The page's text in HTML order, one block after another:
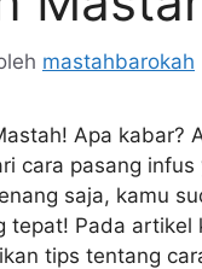
mastahbarokah
Apa kabar?
cara pasang infus
saja, kamu
tepat! Pada artikel
tips tentang